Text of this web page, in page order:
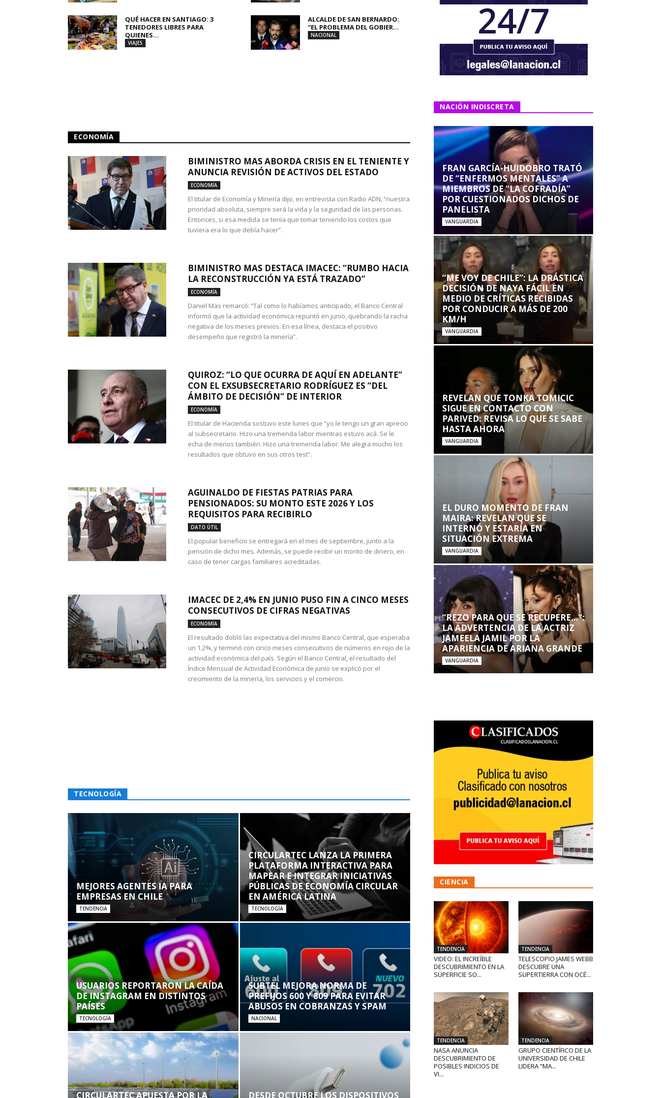
QUÉ HACER EN SANTIAGO: 3
TENEDORES LIBRES PARA
QUIENES...
VIAJES
ALCALDE DE SAN BERNARDO:
“EL PROBLEMA DEL GOBIER...
NACIONAL
ECONOMÍA
BIMINISTRO MAS ABORDA CRISIS EN EL TENIENTE Y
ANUNCIA REVISIÓN DE ACTIVOS DEL ESTADO
ECONOMÍA
El titular de Economía y Minería dijo, en entrevista con Radio ADN, “nuestra
prioridad absoluta, siempre será la vida y la seguridad de las personas.
Entonces, si esa medida se tenía que tomar teniendo los costos que
tuviera era lo que debía hacer”.
BIMINISTRO MAS DESTACA IMACEC: “RUMBO HACIA
LA RECONSTRUCCIÓN YA ESTÁ TRAZADO”
ECONOMÍA
Daniel Mas remarcó: “Tal como lo habíamos anticipado, el Banco Central
informó que la actividad económica repuntó en junio, quebrando la racha
negativa de los meses previos. En esa línea, destaca el positivo
desempeño que registró la minería”.
QUIROZ: “LO QUE OCURRA DE AQUÍ EN ADELANTE”
CON EL EXSUBSECRETARIO RODRÍGUEZ ES “DEL
ÁMBITO DE DECISIÓN” DE INTERIOR
ECONOMÍA
El titular de Hacienda sostuvo este lunes que “yo le tengo un gran aprecio
al subsecretario. Hizo una tremenda labor mientras estuvo acá. Se le
echa de menos también. Hizo una tremenda labor. Me alegra mucho los
resultados que obtuvo en sus otros test”.
AGUINALDO DE FIESTAS PATRIAS PARA
PENSIONADOS: SU MONTO ESTE 2026 Y LOS
REQUISITOS PARA RECIBIRLO
DATO ÚTIL
El popular beneficio se entregará en el mes de septiembre, junto a la
pensión de dicho mes. Además, se puede recibir un monto de dinero, en
caso de tener cargas familiares acreditadas.
IMACEC DE 2,4% EN JUNIO PUSO FIN A CINCO MESES
CONSECUTIVOS DE CIFRAS NEGATIVAS
ECONOMÍA
El resultado dobló las expectativa del mismo Banco Central, que esperaba
un 1,2%, y terminó con cinco meses consecutivos de números en rojo de la
actividad económica del país. Según el Banco Central, el resultado del
Índice Mensual de Actividad Económica de junio se explicó por el
crecimiento de la minería, los servicios y el comercio.
TECNOLOGÍA
MEJORES AGENTES IA PARA
EMPRESAS EN CHILE
TENDENCIA
CIRCULARTEC LANZA LA PRIMERA
PLATAFORMA INTERACTIVA PARA
MAPEAR E INTEGRAR INICIATIVAS
PÚBLICAS DE ECONOMÍA CIRCULAR
EN AMÉRICA LATINA
TECNOLOGÍA
USUARIOS REPORTARON LA CAÍDA
DE INSTAGRAM EN DISTINTOS
PAÍSES
TECNOLOGÍA
SUBTEL MEJORA NORMA DE
PREFIJOS 600 Y 809 PARA EVITAR
ABUSOS EN COBRANZAS Y SPAM
NACIONAL
CIRCULARTEC APUESTA POR LA DESDE OCTUBRE LOS DISPOSITIVOS
NACIÓN INDISCRETA
FRAN GARCÍA-HUIDOBRO TRATÓ
DE “ENFERMOS MENTALES” A
MIEMBROS DE “LA COFRADÍA”
POR CUESTIONADOS DICHOS DE
PANELISTA
VANGUARDIA
“ME VOY DE CHILE”: LA DRÁSTICA
DECISIÓN DE NAYA FÁCIL EN
MEDIO DE CRÍTICAS RECIBIDAS
POR CONDUCIR A MÁS DE 200
KM/H
VANGUARDIA
REVELAN QUE TONKA TOMICIC
SIGUE EN CONTACTO CON
PARIVED: REVISA LO QUE SE SABE
HASTA AHORA
VANGUARDIA
EL DURO MOMENTO DE FRAN
MAIRA: REVELAN QUE SE
INTERNÓ Y ESTARÍA EN
SITUACIÓN EXTREMA
VANGUARDIA
“REZO PARA QUE SE RECUPERE…”:
LA ADVERTENCIA DE LA ACTRIZ
JAMEELA JAMIL POR LA
APARIENCIA DE ARIANA GRANDE
VANGUARDIA
CIENCIA
TENDENCIA
VIDEO: EL INCREÍBLE
DESCUBRIMIENTO EN LA
SUPERFICIE SO...
TENDENCIA
TELESCOPIO JAMES WEBB
DESCUBRE UNA
SUPERTIERRA CON OCÉ...
TENDENCIA
NASA ANUNCIA
DESCUBRIMIENTO DE
POSIBLES INDICIOS DE
VI...
TENDENCIA
GRUPO CIENTÍFICO DE LA
UNIVERSIDAD DE CHILE
LIDERA “MA...